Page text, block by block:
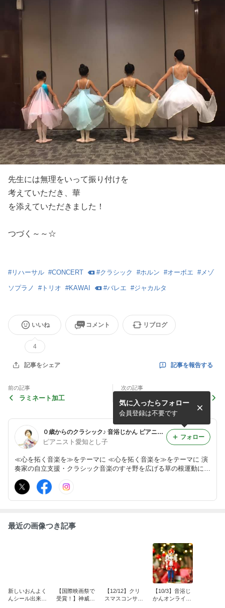
先生には無理をいって振り付けを
考えていただき、華
を添えていただきました！
つづく～～☆
#リハーサル #CONCERT #クラシック #ホルン #オーボエ #メゾ
ソプラノ #トリオ #KAWAI #バレエ #ジャカルタ
いいね
4
コメント リブログ
記事をシェア 記事を報告する
前の記事
ラミネート加工
次の記事
おんよくんとクリスマスコン
サート ③（おんよくんとあ
そぼ＆楽器演奏など）
０歳からのクラシック♪ 音浴じかん ピアニスト・愛知とし子【代官山・東南アジア】
ピアニスト愛知とし子
≪心を拓く音楽を≫をテーマに ≪心を拓く音楽を≫をテーマに 演
奏家の自立支援・クラシック音楽のすそ野を広げる草の根運動によ
り、人々がより幸せに感じられる音楽活動を行っている。
気に入ったらフォロー
会員登録は不要です
フォロー
最近の画像つき記事
新しいおんよく
んシール出来ま
【国際映画祭で
受賞！】神威
【12/12】クリ
スマスコンサー
【10/3】音浴じ
かんオンライン